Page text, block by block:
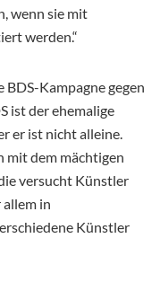
wenn sie mit
werden.“
Kampagne gegen
ist der ehemalige
er ist nicht alleine.
mit dem mächtigen
versucht Künstler
in
Künstler